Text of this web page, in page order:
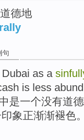
德地
句
Dubai as a
is less
是一个没有道
印象正渐渐褪色